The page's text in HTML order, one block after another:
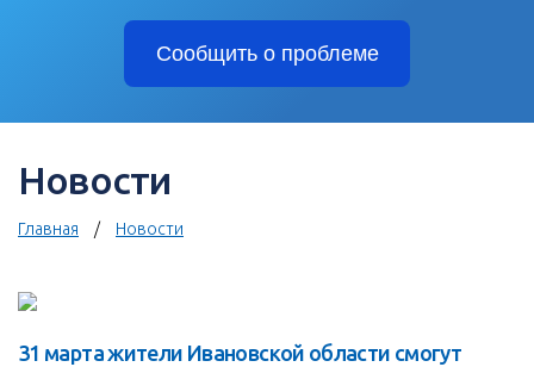
Сообщить о проблеме
Новости
Главная Новости
31 марта жители Ивановской области смогут